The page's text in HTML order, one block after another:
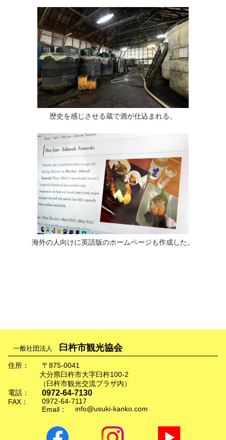
歴史を感じさせる蔵で酒が仕込まれる。
海外の人向けに英語版のホームページも作成した。
一般社団法人 臼杵市観光協会
住所：
〒875-0041
大分県臼杵市大字臼杵100-2
（臼杵市観光交流プラザ内）
電話：
0972-64-7130
FAX：
0972-64-7117
Email：
info@usuki-kanko.com